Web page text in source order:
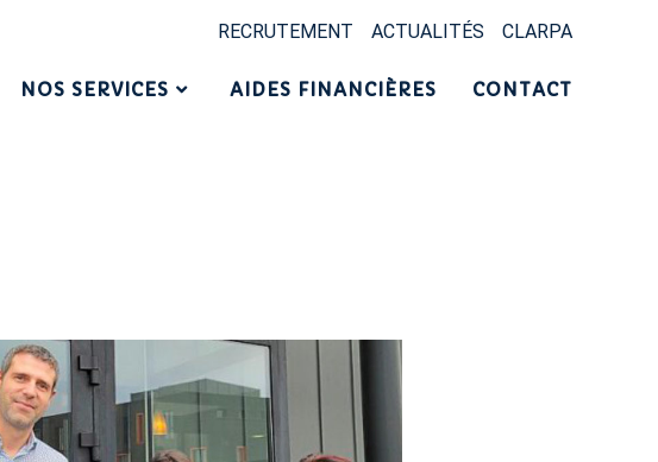
RECRUTEMENT ACTUALITÉS CLARPA
NOS SERVICES AIDES FINANCIÈRES CONTACT